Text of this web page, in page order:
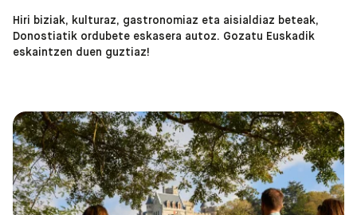
Hiri biziak; kulturaz, gastronomiaz eta aisialdiaz beteak,
Donostiatik ordubete eskasera autoz. Gozatu Euskadik
eskaintzen duen guztiaz!